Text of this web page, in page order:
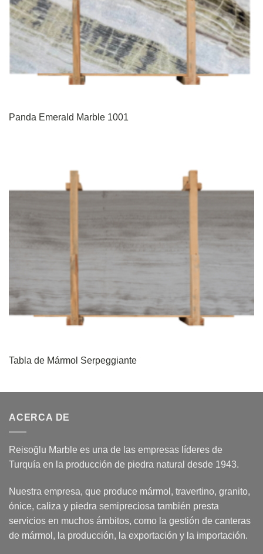
Panda Emerald Marble 1001
Tabla de Mármol Serpeggiante
ACERCA DE
Reisoğlu Marble es una de las empresas líderes de
Turquía en la producción de piedra natural desde 1943.
Nuestra empresa, que produce mármol, travertino, granito,
ónice, caliza y piedra semipreciosa también presta
servicios en muchos ámbitos, como la gestión de canteras
de mármol, la producción, la exportación y la importación.